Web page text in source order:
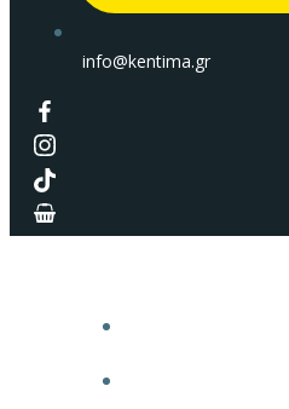
info@kentima.gr